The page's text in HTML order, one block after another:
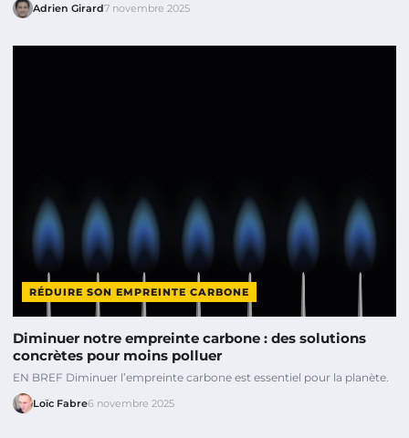
Adrien Girard7 novembre 2025
RÉDUIRE SON EMPREINTE CARBONE
Diminuer notre empreinte carbone : des solutions
concrètes pour moins polluer
EN BREF Diminuer l’empreinte carbone est essentiel pour la planète.
Loïc Fabre6 novembre 2025